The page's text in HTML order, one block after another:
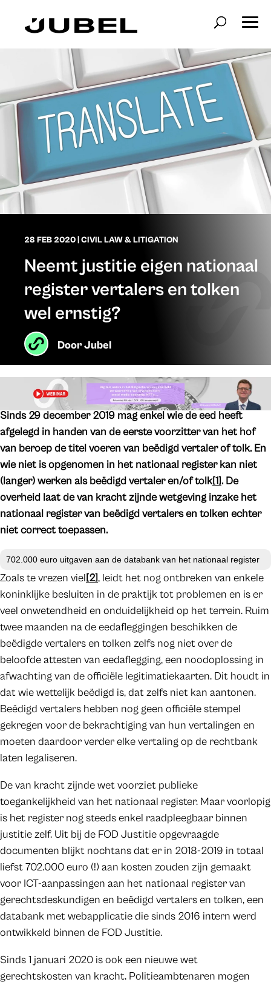
28 FEB 2020 CIVIL LAW & LITIGATION
Neemt justitie eigen nationaal
register vertalers en tolken
wel ernstig?
DoorJubel
Sinds 29 december 2019 mag enkel wie de eed heeft
afgelegd in handen van de eerste voorzitter van het hof
van beroep de titel voeren van beëdigd vertaler of tolk. En
wie niet is opgenomen in het nationaal register kan niet
(langer) werken als beëdigd vertaler en/of tolk[1]. De
overheid laat de van kracht zijnde wetgeving inzake het
nationaal register van beëdigd vertalers en tolken echter
niet correct toepassen.
702.000 euro uitgaven aan de databank van het nationaal register
Zoals te vrezen viel[2], leidt het nog ontbreken van enkele
koninklijke besluiten in de praktijk tot problemen en is er
veel onwetendheid en onduidelijkheid op het terrein. Ruim
twee maanden na de eedafleggingen beschikken de
beëdigde vertalers en tolken zelfs nog niet over de
beloofde attesten van eedaflegging, een noodoplossing in
afwachting van de officiële legitimatiekaarten. Dit houdt in
dat wie wettelijk beëdigd is, dat zelfs niet kan aantonen.
Beëdigd vertalers hebben nog geen officiële stempel
gekregen voor de bekrachtiging van hun vertalingen en
moeten daardoor verder elke vertaling op de rechtbank
laten legaliseren.
De van kracht zijnde wet voorziet publieke
toegankelijkheid van het nationaal register. Maar voorlopig
is het register nog steeds enkel raadpleegbaar binnen
justitie zelf. Uit bij de FOD Justitie opgevraagde
documenten blijkt nochtans dat er in 2018-2019 in totaal
liefst 702.000 euro (!) aan kosten zouden zijn gemaakt
voor ICT-aanpassingen aan het nationaal register van
gerechtsdeskundigen en beëdigd vertalers en tolken, een
databank met webapplicatie die sinds 2016 intern werd
ontwikkeld binnen de FOD Justitie.
Sinds 1 januari 2020 is ook een nieuwe wet
gerechtskosten van kracht. Politieambtenaren mogen